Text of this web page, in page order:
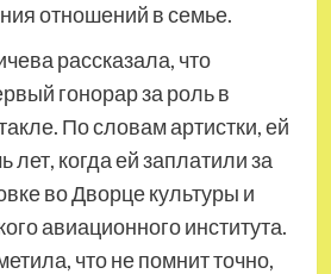
отношений в семье.
рассказала, что
гонорар за роль в
По словам артистки, ей
когда ей заплатили за
во Дворце культуры и
авиационного института.
что не помнит точно,